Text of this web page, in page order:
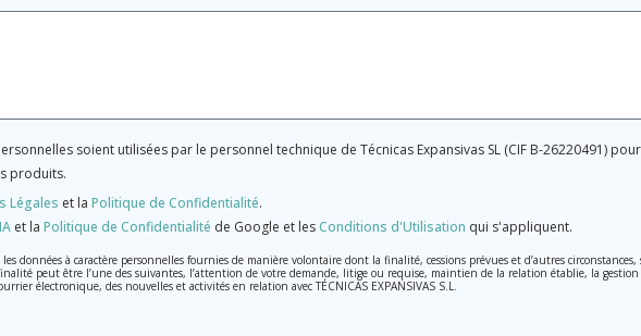
soient utilisées par le personnel technique de Técnicas Expansivas SL (CIF B-26220491)
produits.
Légales et la Politique de Confidentialité.
et la Politique de Confidentialité de Google et lesConditions d'Utilisation qui s'appliquent.
les données à caractère personnelles fournies de manière volontaire dont la finalité, cessions prévues et d’autres
peut être l’une des suivantes, l’attention de votre demande, litige ou requise, maintien de la relation établie, la
électronique, des nouvelles et activités en relation avec TÉCNICAS EXPANSIVAS S.L.
confidentielles et seront traitées avec la plus grande confidentialité et répondent à toutes les exigences prévues par la loi